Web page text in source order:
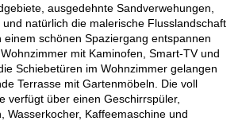
ausgedehnte Sandverwehungen,
natürlich die malerische Flusslandschaft
einem schönen Spaziergang entspannen
mit Kaminofen, Smart-TV und
Schiebetüren im Wohnzimmer gelangen
Terrasse mit Gartenmöbeln. Die voll
verfügt über einen Geschirrspüler,
Wasserkocher, Kaffeemaschine und